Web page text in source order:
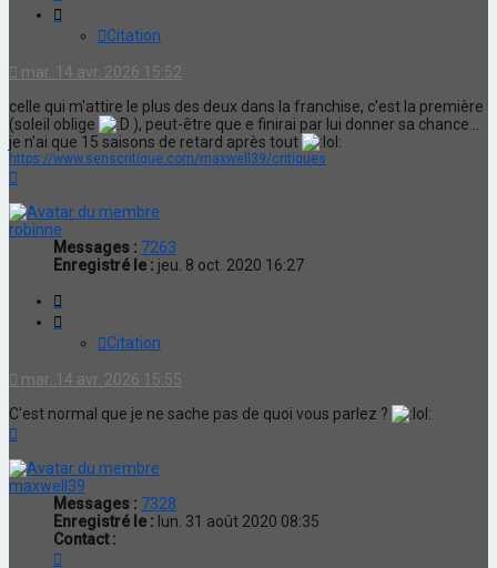
Citation
mar. 14 avr. 2026 15:52
celle qui m'attire le plus des deux dans la franchise, c'est la première
(soleil oblige
), peut-être que e finirai par lui donner sa chance...
je n'ai que 15 saisons de retard après tout
https://www.senscritique.com/maxwell39/critiques
robinne
Messages : 7263
Enregistré le : jeu. 8 oct. 2020 16:27
Citation
mar. 14 avr. 2026 15:55
C'est normal que je ne sache pas de quoi vous parlez ?
maxwell39
Messages : 7328
Enregistré le : lun. 31 août 2020 08:35
Contact :